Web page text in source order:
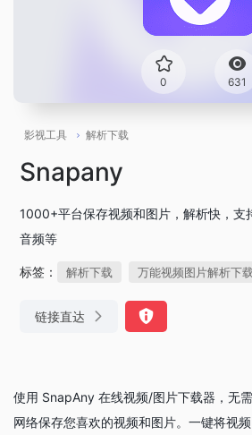
0 631
影视工具 解析下载
Snapany
1000+平台保存视频和图片，解析快，支
音频等
标签： 解析下载 万能视频图片解析下载
链接直达
使用 SnapAny 在线视频/图片下载器，无
网络保存您喜欢的视频和图片。一键将视频